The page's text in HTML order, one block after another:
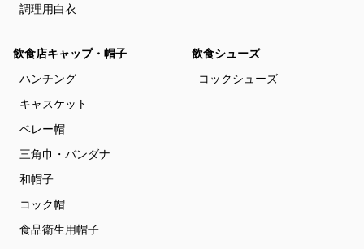
調理用白衣
飲食店キャップ・帽子
ハンチング
キャスケット
ベレー帽
三角巾・バンダナ
和帽子
コック帽
食品衛生用帽子
飲食シューズ
コックシューズ